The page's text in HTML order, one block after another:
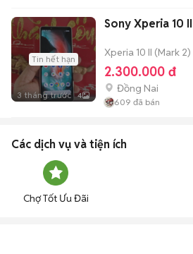
Tin hết hạn
3 tháng trước 4
Sony Xperia 10
Xperia 10 II (Mark 2)
2.300.000 đ
Đồng Nai
609 đã bán
Các dịch vụ và tiện ích
Chợ Tốt Ưu Đãi